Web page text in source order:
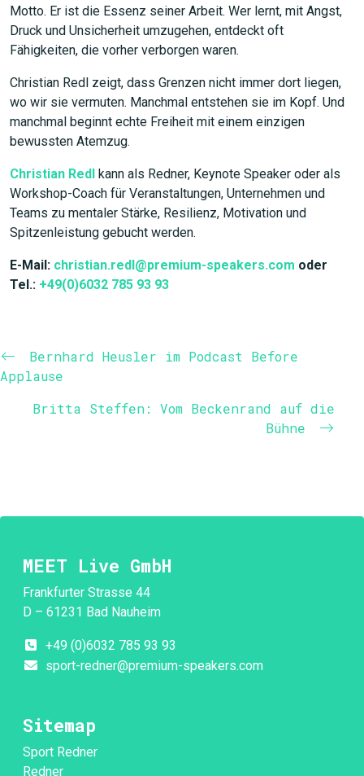
Motto. Er ist die Essenz seiner Arbeit. Wer lernt, mit Angst,
Druck und Unsicherheit umzugehen, entdeckt oft
Fähigkeiten, die vorher verborgen waren.
Christian Redl zeigt, dass Grenzen nicht immer dort liegen,
wo wir sie vermuten. Manchmal entstehen sie im Kopf. Und
manchmal beginnt echte Freiheit mit einem einzigen
bewussten Atemzug.
Christian Redl kann als Redner, Keynote Speaker oder als
Workshop-Coach für Veranstaltungen, Unternehmen und
Teams zu mentaler Stärke, Resilienz, Motivation und
Spitzenleistung gebucht werden.
E-Mail: christian.redl@premium-speakers.com oder
Tel.: +49(0)6032 785 93 93
Bernhard Heusler im Podcast Before
Applause
Britta Steffen: Vom Beckenrand auf die
Bühne
MEET Live GmbH
Frankfurter Strasse 44
D – 61231 Bad Nauheim
+49 (0)6032 785 93 93
sport-redner@premium-speakers.com
Sitemap
Sport Redner
Redner